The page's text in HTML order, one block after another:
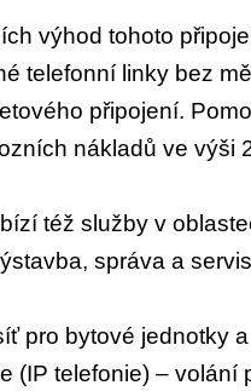
výhod tohoto
telefonní linky bez
připojení.
nákladů ve výši
též služby v
správa a servis
pro bytové jednotky
(IP telefonie) – volání